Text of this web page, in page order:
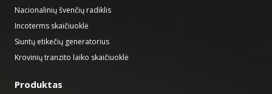
Nacionalinių švenčių radiklis
Incoterms skaičiuoklė
Siuntų etikečių generatorius
Krovinių tranzito laiko skaičiuoklė
Produktas